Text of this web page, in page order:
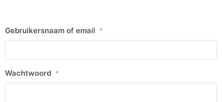
Gebruikersnaam of email *
Wachtwoord *